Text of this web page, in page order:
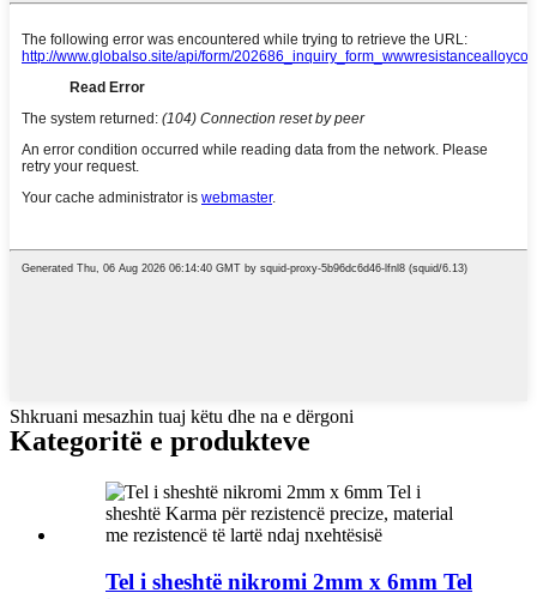
Shkruani mesazhin tuaj këtu dhe na e dërgoni
Kategoritë e produkteve
Tel i sheshtë nikromi 2mm x 6mm Tel